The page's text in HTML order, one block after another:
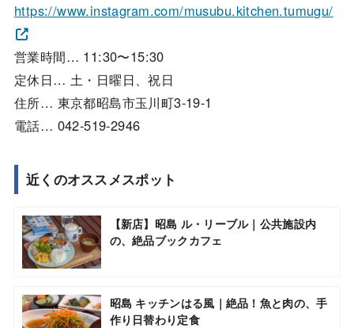
https://www.instagram.com/musubu.kitchen.tumugu/
営業時間… 11:30〜15:30
定休日… 土・日曜日、祝日
住所… 東京都昭島市玉川町3-19-1
電話… 042-519-2946
近くのオススメスポット
【新店】昭島 ル・リーブル｜公共施設内
の、絶品ブックカフェ
昭島 キッチンはる風｜絶品！魚と肉の、手
作り日替わり定食